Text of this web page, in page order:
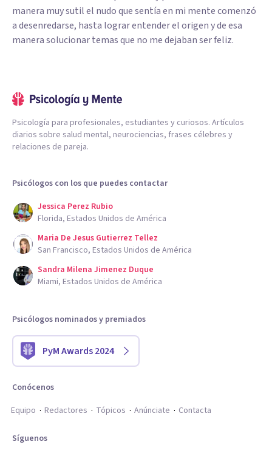
manera muy sutil el nudo que sentía en mi mente comenzó
a desenredarse, hasta lograr entender el origen y de esa
manera solucionar temas que no me dejaban ser feliz.
Psicología para profesionales, estudiantes y curiosos. Artículos
diarios sobre salud mental, neurociencias, frases célebres y
relaciones de pareja.
Psicólogos con los que puedes contactar
Jessica Perez Rubio
Florida, Estados Unidos de América
Maria De Jesus Gutierrez Tellez
San Francisco, Estados Unidos de América
Sandra Milena Jimenez Duque
Miami, Estados Unidos de América
Psicólogos nominados y premiados
PyM Awards 2024
Conócenos
Equipo
Redactores Tópicos Anúnciate Contacta
Síguenos